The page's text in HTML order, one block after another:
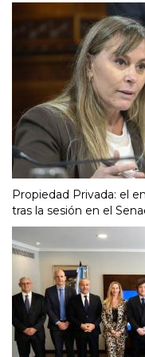
Propiedad Privada: el
tras la sesión en el